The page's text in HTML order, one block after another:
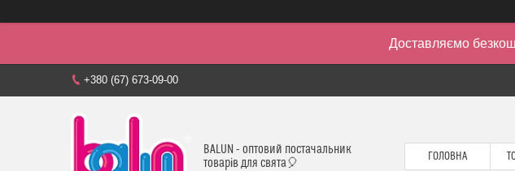
Доставляємо
+380 (67) 673-09-00
BALUN - оптовий постачальник
товарів для свята🎈
ГОЛОВНА